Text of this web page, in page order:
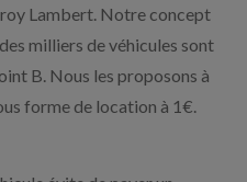
Lambert. Notre concept
milliers de véhicules sont
B. Nous les proposons à
forme de location à 1€.